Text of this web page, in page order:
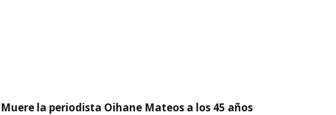
Muere la periodista Oihane Mateos a los 45 años